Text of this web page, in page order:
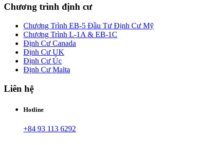
Chương trình định cư
Chương Trình EB-5 Đầu Tư Định Cư Mỹ
Chương Trình L-1A & EB-1C
Định Cư Canada
Định Cư UK
Định Cư Úc
Định Cư Malta
Liên hệ
Hotline
+84 93 113 6292